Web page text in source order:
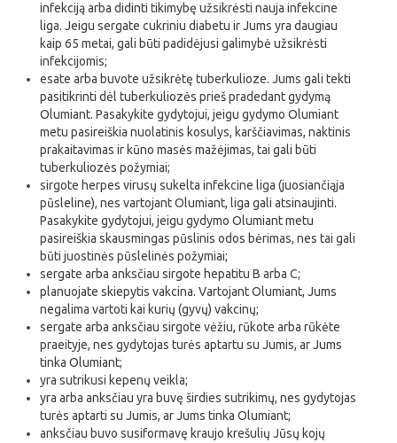
infekciją arba didinti tikimybę užsikrėsti nauja infekcine
liga. Jeigu sergate cukriniu diabetu ir Jums yra daugiau
kaip 65 metai, gali būti padidėjusi galimybė užsikrėsti
infekcijomis;
esate arba buvote užsikrėtę tuberkulioze. Jums gali tekti
pasitikrinti dėl tuberkuliozės prieš pradedant gydymą
Olumiant. Pasakykite gydytojui, jeigu gydymo Olumiant
metu pasireiškia nuolatinis kosulys, karščiavimas, naktinis
prakaitavimas ir kūno masės mažėjimas, tai gali būti
tuberkuliozės požymiai;
sirgote herpes virusų sukelta infekcine liga (juosiančiąja
pūsleline), nes vartojant Olumiant, liga gali atsinaujinti.
Pasakykite gydytojui, jeigu gydymo Olumiant metu
pasireiškia skausmingas pūslinis odos bėrimas, nes tai gali
būti juostinės pūslelinės požymiai;
sergate arba anksčiau sirgote hepatitu B arba C;
planuojate skiepytis vakcina. Vartojant Olumiant, Jums
negalima vartoti kai kurių (gyvų) vakcinų;
sergate arba anksčiau sirgote vėžiu, rūkote arba rūkėte
praeityje, nes gydytojas turės aptartu su Jumis, ar Jums
tinka Olumiant;
yra sutrikusi kepenų veikla;
yra arba anksčiau yra buvę širdies sutrikimų, nes gydytojas
turės aptarti su Jumis, ar Jums tinka Olumiant;
anksčiau buvo susiformavę kraujo krešulių Jūsų kojų